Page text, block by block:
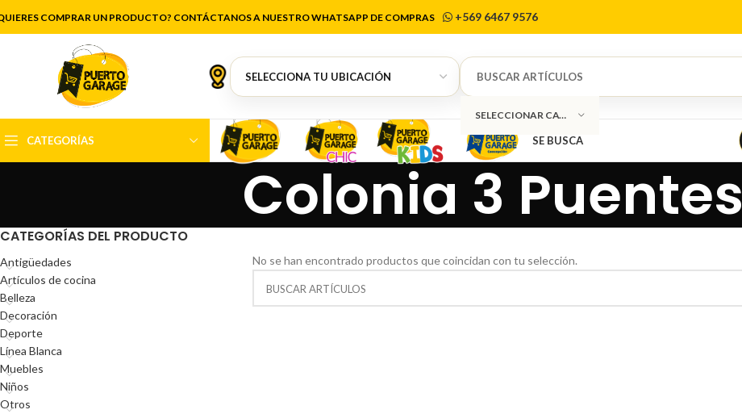
COMPRAR UN PRODUCTO? CONTÁCTANOS A NUESTRO WHATSAPP DE COMPRAS +569 6467 9576
SELECCIONAR CATEGORÍA
CATEGORÍAS SE BUSCA
Colonia 3 Puentes
CATEGORÍAS DEL PRODUCTO
Antigüedades
Artículos de cocina
Belleza
Decoración
Deporte
Línea Blanca
Muebles
Niños
Otros
No se han encontrado productos que coincidan con tu selección.